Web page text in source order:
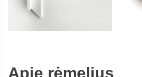
Apie rėmelius